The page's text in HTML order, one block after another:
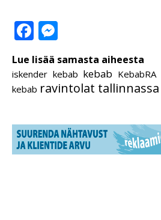
Facebook
Lue lisää samasta aiheesta
iskender kebab kebab KebabRA
kebab ravintolat tallinnassa